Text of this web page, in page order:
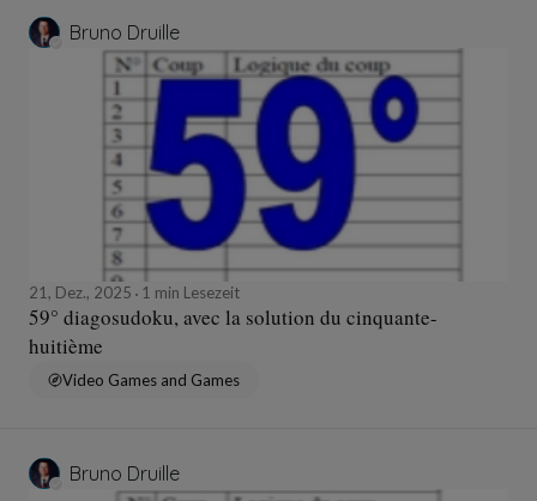
Bruno Druille
21, Dez., 2025 1 min Lesezeit
59° diagosudoku, avec la solution du cinquante-
huitième
Video Games and Games
Bruno Druille